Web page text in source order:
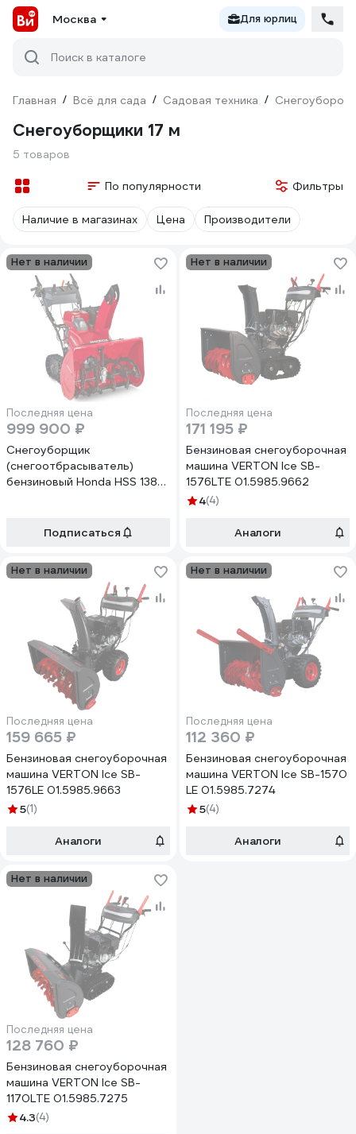
Москва Для юрлиц
Поиск в каталоге
Главная / Всё для сада / Садовая техника /
Снегоуборщики 17 м
5 товаров
По популярности Фильтры
Наличие в магазинах Цена Производители
Нет в наличии
Последняя цена
999 900 ₽
Снегоуборщик
(снегоотбрасыватель)
бензиновый Honda HSS 1380
Подписаться
Нет в наличии
Последняя цена
171 195 ₽
Бензиновая снегоуборочная
машина VERTON Ice SB-
1576LTE 01.5985.9662
4(4)
Аналоги
Нет в наличии
Последняя цена
159 665 ₽
Бензиновая снегоуборочная
машина VERTON Ice SB-
1576LE 01.5985.9663
5(1)
Аналоги
Нет в наличии
Последняя цена
112 360 ₽
Бензиновая снегоуборочная
машина VERTON Ice SB-1570
LE 01.5985.7274
5(4)
Аналоги
Нет в наличии
Последняя цена
128 760 ₽
Бензиновая снегоуборочная
машина VERTON Ice SB-
1170LTE 01.5985.7275
4.3(4)